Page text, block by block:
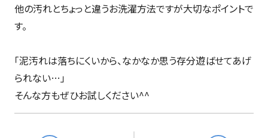
他の汚れとちょっと違うお洗濯方法ですが大切なポイントで
す。
「泥汚れは落ちにくいから、なかなか思う存分遊ばせてあげ
られない…」
そんな方もぜひお試しください^^